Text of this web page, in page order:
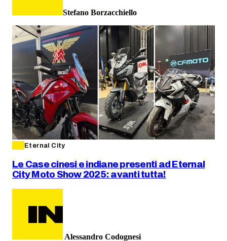
Stefano Borzacchiello
Eternal City
Le Case cinesi e indiane presenti ad Eternal
City Moto Show 2025: avanti tutta!
Alessandro Codognesi